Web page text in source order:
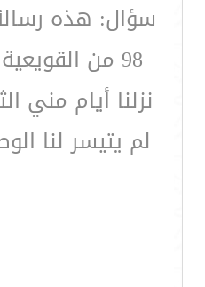
سؤال: هذه
98 من
نزلنا أيام
لم يتيسر لنا